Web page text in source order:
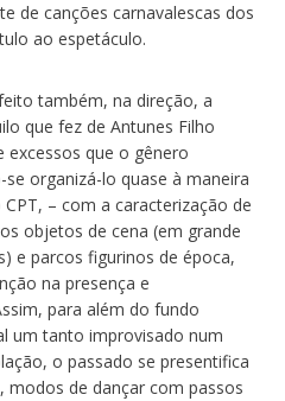
de canções carnavalescas dos
ao espetáculo.
também, na direção, a
que fez de Antunes Filho
excessos que o gênero
organizá-lo quase à maneira
CPT, – com a caracterização de
objetos de cena (em grande
e parcos figurinos de época,
na presença e
para além do fundo
um tanto improvisado num
o passado se presentifica
de dançar com passos